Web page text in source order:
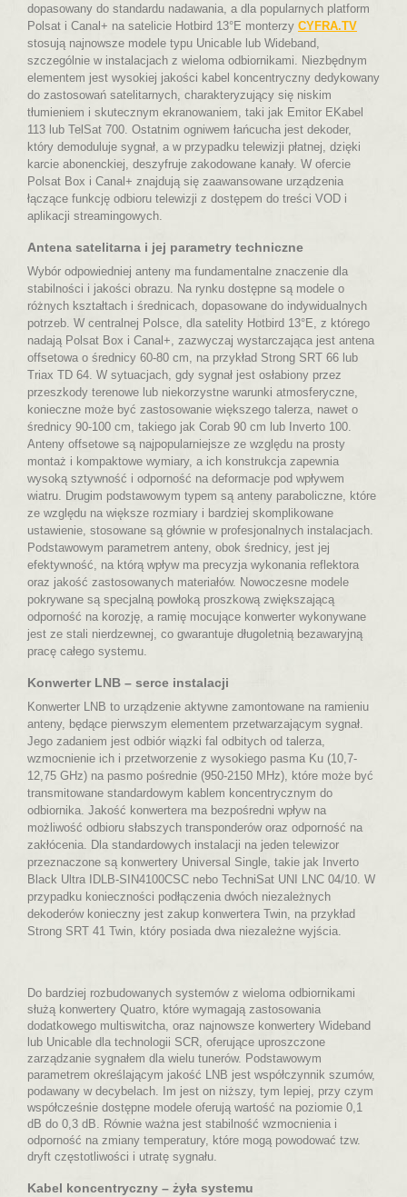
dopasowany do standardu nadawania, a dla popularnych platform
Polsat i Canal+ na satelicie Hotbird 13°E monterzy CYFRA.TV
stosują najnowsze modele typu Unicable lub Wideband,
szczególnie w instalacjach z wieloma odbiornikami. Niezbędnym
elementem jest wysokiej jakości kabel koncentryczny dedykowany
do zastosowań satelitarnych, charakteryzujący się niskim
tłumieniem i skutecznym ekranowaniem, taki jak Emitor EKabel
113 lub TelSat 700. Ostatnim ogniwem łańcucha jest dekoder,
który demoduluje sygnał, a w przypadku telewizji płatnej, dzięki
karcie abonenckiej, deszyfruje zakodowane kanały. W ofercie
Polsat Box i Canal+ znajdują się zaawansowane urządzenia
łączące funkcję odbioru telewizji z dostępem do treści VOD i
aplikacji streamingowych.
Antena satelitarna i jej parametry techniczne
Wybór odpowiedniej anteny ma fundamentalne znaczenie dla
stabilności i jakości obrazu. Na rynku dostępne są modele o
różnych kształtach i średnicach, dopasowane do indywidualnych
potrzeb. W centralnej Polsce, dla satelity Hotbird 13°E, z którego
nadają Polsat Box i Canal+, zazwyczaj wystarczająca jest antena
offsetowa o średnicy 60-80 cm, na przykład Strong SRT 66 lub
Triax TD 64. W sytuacjach, gdy sygnał jest osłabiony przez
przeszkody terenowe lub niekorzystne warunki atmosferyczne,
konieczne może być zastosowanie większego talerza, nawet o
średnicy 90-100 cm, takiego jak Corab 90 cm lub Inverto 100.
Anteny offsetowe są najpopularniejsze ze względu na prosty
montaż i kompaktowe wymiary, a ich konstrukcja zapewnia
wysoką sztywność i odporność na deformacje pod wpływem
wiatru. Drugim podstawowym typem są anteny paraboliczne, które
ze względu na większe rozmiary i bardziej skomplikowane
ustawienie, stosowane są głównie w profesjonalnych instalacjach.
Podstawowym parametrem anteny, obok średnicy, jest jej
efektywność, na którą wpływ ma precyzja wykonania reflektora
oraz jakość zastosowanych materiałów. Nowoczesne modele
pokrywane są specjalną powłoką proszkową zwiększającą
odporność na korozję, a ramię mocujące konwerter wykonywane
jest ze stali nierdzewnej, co gwarantuje długoletnią bezawaryjną
pracę całego systemu.
Konwerter LNB – serce instalacji
Konwerter LNB to urządzenie aktywne zamontowane na ramieniu
anteny, będące pierwszym elementem przetwarzającym sygnał.
Jego zadaniem jest odbiór wiązki fal odbitych od talerza,
wzmocnienie ich i przetworzenie z wysokiego pasma Ku (10,7-
12,75 GHz) na pasmo pośrednie (950-2150 MHz), które może być
transmitowane standardowym kablem koncentrycznym do
odbiornika. Jakość konwertera ma bezpośredni wpływ na
możliwość odbioru słabszych transponderów oraz odporność na
zakłócenia. Dla standardowych instalacji na jeden telewizor
przeznaczone są konwertery Universal Single, takie jak Inverto
Black Ultra IDLB-SIN4100CSC nebo TechniSat UNI LNC 04/10. W
przypadku konieczności podłączenia dwóch niezależnych
dekoderów konieczny jest zakup konwertera Twin, na przykład
Strong SRT 41 Twin, który posiada dwa niezależne wyjścia.
Do bardziej rozbudowanych systemów z wieloma odbiornikami
służą konwertery Quatro, które wymagają zastosowania
dodatkowego multiswitcha, oraz najnowsze konwertery Wideband
lub Unicable dla technologii SCR, oferujące uproszczone
zarządzanie sygnałem dla wielu tunerów. Podstawowym
parametrem określającym jakość LNB jest współczynnik szumów,
podawany w decybelach. Im jest on niższy, tym lepiej, przy czym
współcześnie dostępne modele oferują wartość na poziomie 0,1
dB do 0,3 dB. Równie ważna jest stabilność wzmocnienia i
odporność na zmiany temperatury, które mogą powodować tzw.
dryft częstotliwości i utratę sygnału.
Kabel koncentryczny – żyła systemu